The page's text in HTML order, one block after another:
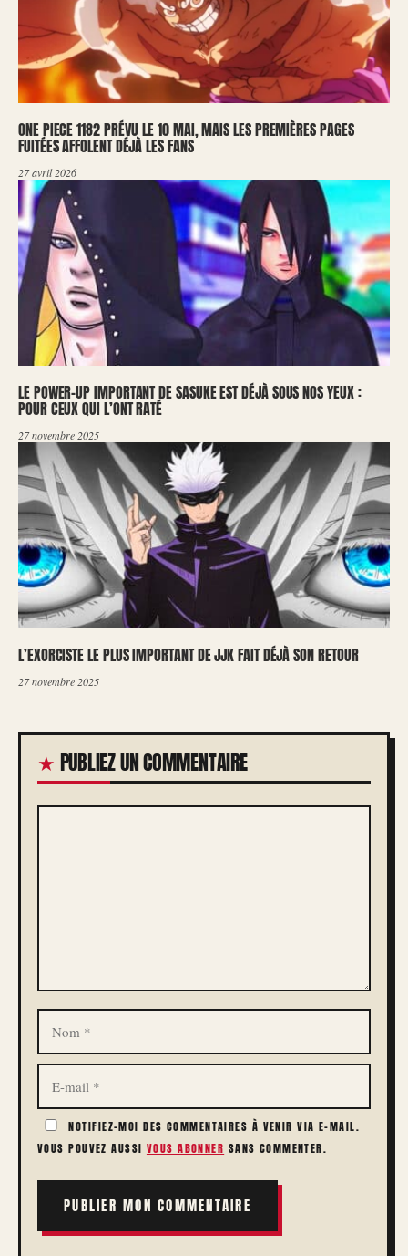
ONE PIECE 1182 PRÉVU LE 10 MAI, MAIS LES PREMIÈRES PAGES
FUITÉES AFFOLENT DÉJÀ LES FANS
27 avril 2026
LE POWER-UP IMPORTANT DE SASUKE EST DÉJÀ SOUS NOS YEUX :
POUR CEUX QUI L’ONT RATÉ
27 novembre 2025
L’EXORCISTE LE PLUS IMPORTANT DE JJK FAIT DÉJÀ SON RETOUR
27 novembre 2025
PUBLIEZ UN COMMENTAIRE
COMMENTAIRE
NOM
E-
MAIL
NOTIFIEZ-MOI DES COMMENTAIRES À VENIR VIA E-MAIL.
VOUS POUVEZ AUSSI VOUS ABONNER SANS COMMENTER.